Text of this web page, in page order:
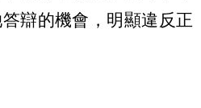
辯的機會，明顯違反正